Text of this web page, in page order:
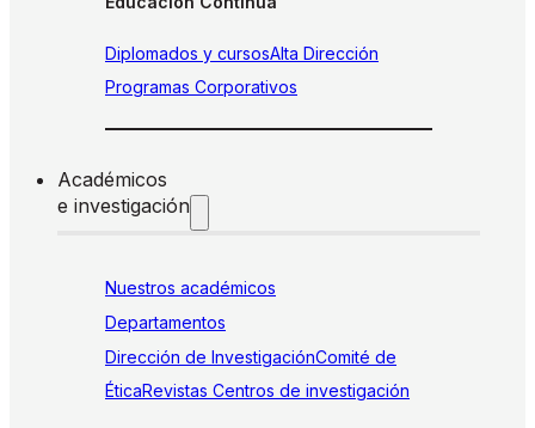
Diplomados y cursosAlta Dirección
Programas Corporativos
Académicos
e investigación
Nuestros académicos
Departamentos
Dirección de InvestigaciónComité de
ÉticaRevistas Centros de investigación